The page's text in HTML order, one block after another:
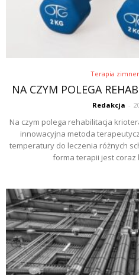
Terapia
NA CZYM POLEGA
Redakcja -
Na czym polega rehabilitacja
innowacyjna metoda
temperatury do leczenia różnych
forma terapii jest coraz